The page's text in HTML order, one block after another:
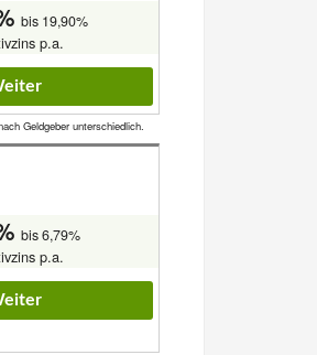
bis 19,90%
p.a.
Geldgeber unterschiedlich.
bis 6,79%
p.a.